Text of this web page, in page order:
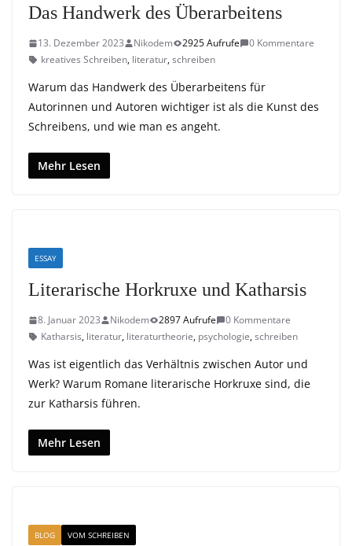
Das Handwerk des Überarbeitens
13. Dezember 2023 Nikodem 2925 Aufrufe
0 Kommentare
kreatives Schreiben, literatur,schreiben
Warum das Handwerk des Überarbeitens für
Autorinnen und Autoren wichtiger ist als die Kunst des
Schreibens, und wie man es angeht.
Mehr Lesen
ESSAY
Literarische Horkruxe und Katharsis
8. Januar 2023 Nikodem 2897 Aufrufe
0 Kommentare
Katharsis, literatur, literaturtheorie, psychologie,schreiben
Was ist eigentlich das Verhältnis zwischen Autor und
Werk? Warum Romane literarische Horkruxe sind, die
zur Katharsis führen.
Mehr Lesen
BLOG VOM SCHREIBEN